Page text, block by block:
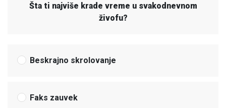
Šta ti najviše krade vreme u svakodnevnom
živofu?
Beskrajno skrolovanje
Faks zauvek